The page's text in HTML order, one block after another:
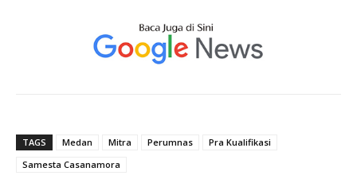
TAGS Medan Mitra Perumnas
Pra Kualifikasi
Samesta Casanamora